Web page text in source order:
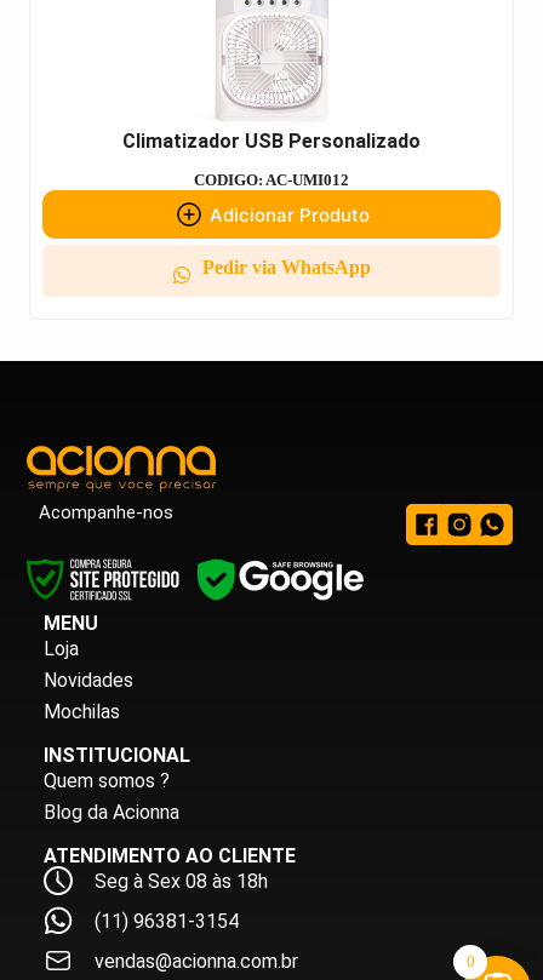
Climatizador USB Personalizado
CODIGO: AC-UMI012
Adicionar Produto
Pedir via WhatsApp
Acompanhe-nos
MENU
Loja
Novidades
Mochilas
INSTITUCIONAL
Quem somos ?
Blog da Acionna
ATENDIMENTO AO CLIENTE
Seg à Sex 08 às 18h
(11) 96381-3154
vendas@acionna.com.br
0